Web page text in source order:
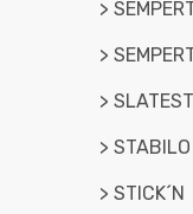
>
>
>
> STABILO
> STICK´N